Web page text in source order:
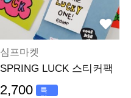
심프마켓
SPRING LUCK 스티커팩
2,700
특